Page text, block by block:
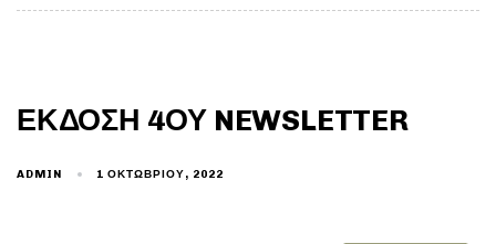
ΈΚΔΟΣΗ 4ΟΥ NEWSLETTER
ADMIN 1 ΟΚΤΩΒΡΊΟΥ, 2022